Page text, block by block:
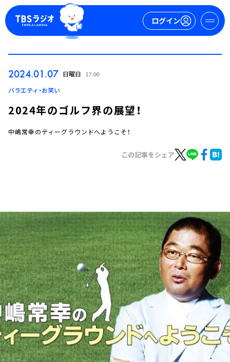
ログイン
ログイン
トピックス
TBS Podcast
お知らせ
イベント・グッズ
YouTube
会社情報
2024.01.07 日曜日 17:00
バラエティ・お笑い
2024年のゴルフ界の展望！
中嶋常幸のティーグラウンドへようこそ！
この記事をシェア